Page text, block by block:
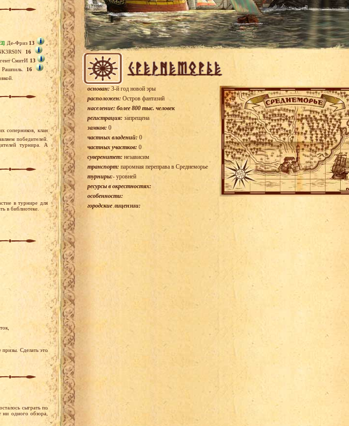
Де-Фриз 13
16
СмитИ 13
,
Рашпиль. 16
,
соперников, клан
победителей.
турнира. А
в турнире для
в библиотеке.
призы. Сделать это
сыграть по
ни одного обзора,
основан: 3-й год новой эры
расположен: Остров фантазий
население: более 800 тыс. человек
регистрация: запрещена
замков: 0
частных владений: 0
частных участков: 0
суверенитет: независим
транспорт: паромная переправа в Среднеморье
турниры:- уровней
ресурсы в окрестностях:
особенности:
городские лицензии: